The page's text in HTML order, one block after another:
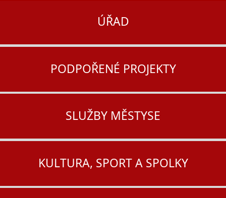
ÚŘAD
PODPOŘENÉ PROJEKTY
SLUŽBY MĚSTYSE
KULTURA, SPORT A SPOLKY